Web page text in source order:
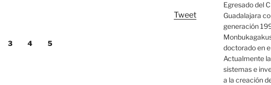
Tweet
3 4 5
Egresado del
Guadalajara
generación
doctorado en
Actualmente
sistemas e
a la creación